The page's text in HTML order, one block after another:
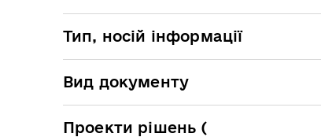
Тип, носій інформації
Вид документу
Проекти рішень (